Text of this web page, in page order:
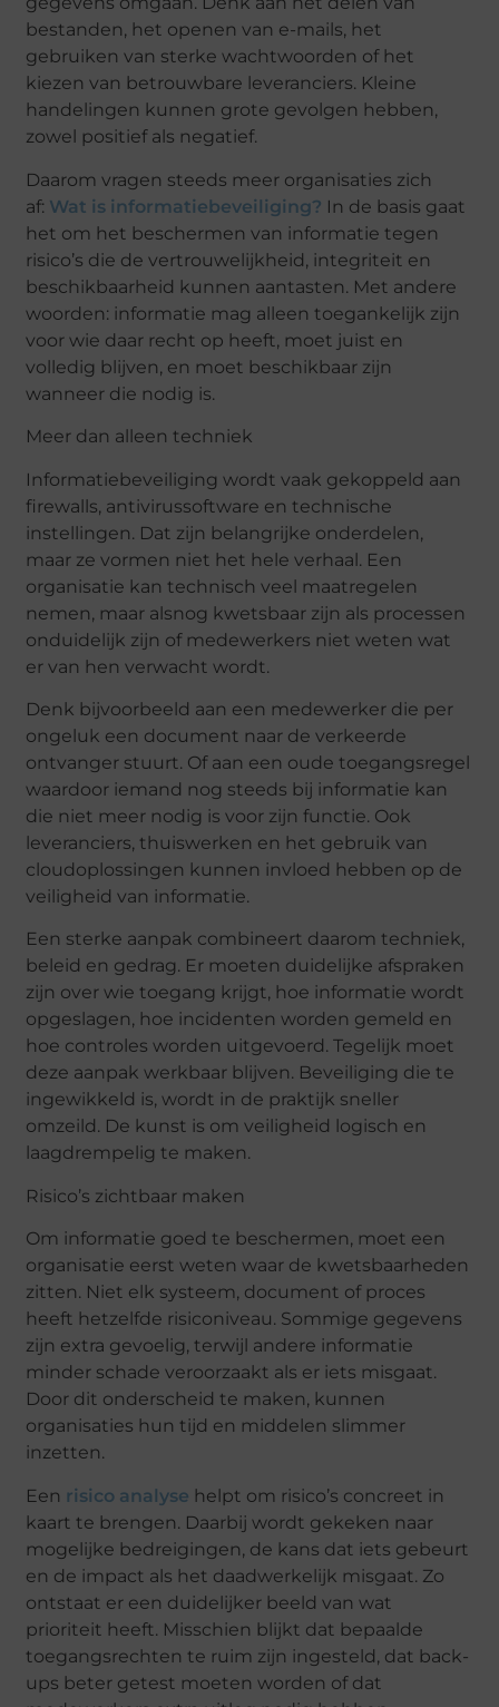
bestanden, het openen van e-mails, het
gebruiken van sterke wachtwoorden of het
kiezen van betrouwbare leveranciers. Kleine
handelingen kunnen grote gevolgen hebben,
zowel positief als negatief.
Daarom vragen steeds meer organisaties zich
af: Wat is informatiebeveiliging? In de basis gaat
het om het beschermen van informatie tegen
risico’s die de vertrouwelijkheid, integriteit en
beschikbaarheid kunnen aantasten. Met andere
woorden: informatie mag alleen toegankelijk zijn
voor wie daar recht op heeft, moet juist en
volledig blijven, en moet beschikbaar zijn
wanneer die nodig is.
Meer dan alleen techniek
Informatiebeveiliging wordt vaak gekoppeld aan
firewalls, antivirussoftware en technische
instellingen. Dat zijn belangrijke onderdelen,
maar ze vormen niet het hele verhaal. Een
organisatie kan technisch veel maatregelen
nemen, maar alsnog kwetsbaar zijn als processen
onduidelijk zijn of medewerkers niet weten wat
er van hen verwacht wordt.
Denk bijvoorbeeld aan een medewerker die per
ongeluk een document naar de verkeerde
ontvanger stuurt. Of aan een oude toegangsregel
waardoor iemand nog steeds bij informatie kan
die niet meer nodig is voor zijn functie. Ook
leveranciers, thuiswerken en het gebruik van
cloudoplossingen kunnen invloed hebben op de
veiligheid van informatie.
Een sterke aanpak combineert daarom techniek,
beleid en gedrag. Er moeten duidelijke afspraken
zijn over wie toegang krijgt, hoe informatie wordt
opgeslagen, hoe incidenten worden gemeld en
hoe controles worden uitgevoerd. Tegelijk moet
deze aanpak werkbaar blijven. Beveiliging die te
ingewikkeld is, wordt in de praktijk sneller
omzeild. De kunst is om veiligheid logisch en
laagdrempelig te maken.
Risico’s zichtbaar maken
Om informatie goed te beschermen, moet een
organisatie eerst weten waar de kwetsbaarheden
zitten. Niet elk systeem, document of proces
heeft hetzelfde risiconiveau. Sommige gegevens
zijn extra gevoelig, terwijl andere informatie
minder schade veroorzaakt als er iets misgaat.
Door dit onderscheid te maken, kunnen
organisaties hun tijd en middelen slimmer
inzetten.
Een risico analyse helpt om risico’s concreet in
kaart te brengen. Daarbij wordt gekeken naar
mogelijke bedreigingen, de kans dat iets gebeurt
en de impact als het daadwerkelijk misgaat. Zo
ontstaat er een duidelijker beeld van wat
prioriteit heeft. Misschien blijkt dat bepaalde
toegangsrechten te ruim zijn ingesteld, dat back-
ups beter getest moeten worden of dat